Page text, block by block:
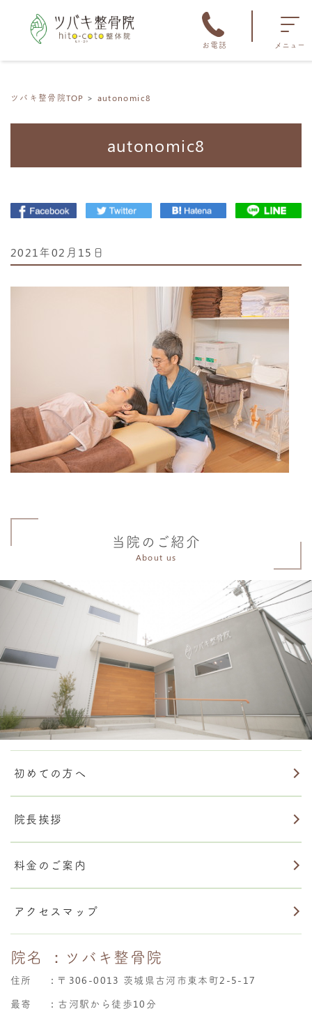
お電話 メニュー
ツバキ整骨院TOP autonomic8
autonomic8
2021年02月15日
当院のご紹介
About us
初めての方へ
院長挨拶
料金のご案内
アクセスマップ
院名 ：ツバキ整骨院
住所 ： 〒306-0013 茨城県古河市東本町2-5-17
最寄
：古河駅から徒歩10分